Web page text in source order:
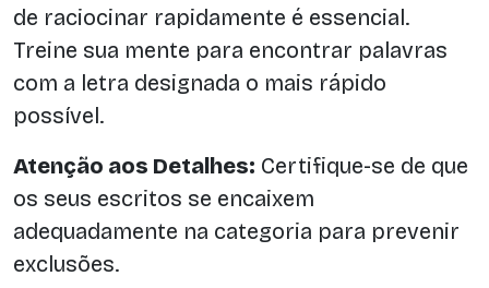
de raciocinar rapidamente é essencial.
Treine sua mente para encontrar palavras
com a letra designada o mais rápido
possível.
Atenção aos Detalhes: Certifique-se de que
os seus escritos se encaixem
adequadamente na categoria para prevenir
exclusões.